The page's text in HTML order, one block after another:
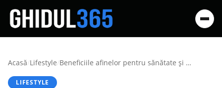
Acasă/Lifestyle/ Beneficiile afinelor pentru sănătate și imunitate
LIFESTYLE